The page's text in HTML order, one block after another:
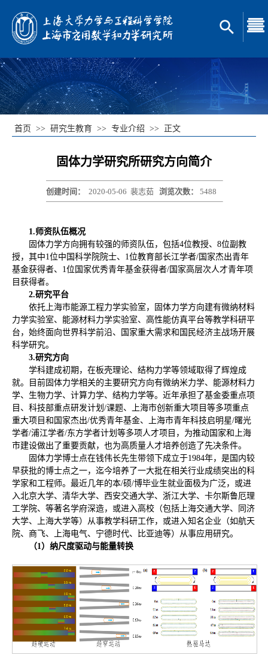
首页 >> 研究生教育 >> 专业介绍 >> 正文
固体力学研究所研究方向简介
创建时间： 2020-05-06 裴志茹 浏览次数： 5488
1.师资队伍概况
固体力学方向拥有较强的师资队伍，包括4位教授、8位副教
授，其中1位中国科学院院士、1位教育部长江学者/国家杰出青年
基金获得者、1位国家优秀青年基金获得者/国家高层次人才青年项
目获得者。
2.研究平台
依托上海市能源工程力学实验室，固体力学方向建有微纳材料
力学实验室、能源材料力学实验室、高性能仿真平台等教学科研平
台，始终面向世界科学前沿、国家重大需求和国民经济主战场开展
科学研究。
3.研究方向
学科建成初期，在板壳理论、结构力学等领域取得了辉煌成
就。目前固体力学相关的主要研究方向有微纳米力学、能源材料力
学、生物力学、计算力学、结构力学等。近年承担了基金委重点项
目、科技部重点研发计划/课题、上海市创新重大项目等多项重点
重大项目和国家杰出/优秀青年基金、上海市青年科技启明星/曙光
学者/浦江学者/东方学者计划等多项人才项目，为推动国家和上海
市建设做出了重要贡献，也为高质量人才培养创造了先决条件。
固体力学博士点在钱伟长先生带领下成立于1984年，是国内较
早获批的博士点之一，迄今培养了一大批在相关行业成绩突出的科
学家和工程师。最近几年的本/硕/博毕业生就业面极为广泛，或进
入北京大学、清华大学、西安交通大学、浙江大学、卡尔斯鲁厄理
工学院、等著名学府深造，或进入高校（包括上海交通大学、同济
大学、上海大学等）从事教学科研工作，或进入知名企业（如航天
院、商飞、上海电气、宁德时代、比亚迪等）从事应用研究。
（1）纳尺度驱动与能量转换